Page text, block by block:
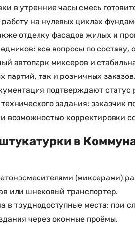
в утренние часы смесь
на нулевых циклах
отделку фасадов жилых и
все вопросы по
автопарк миксеров и
партий, так и розничных
подтверждают
технического задания:
и возможностью корректировки
в
(миксерами)
или шнековый транспортер.
в труднодоступные места: при
через оконные проёмы.